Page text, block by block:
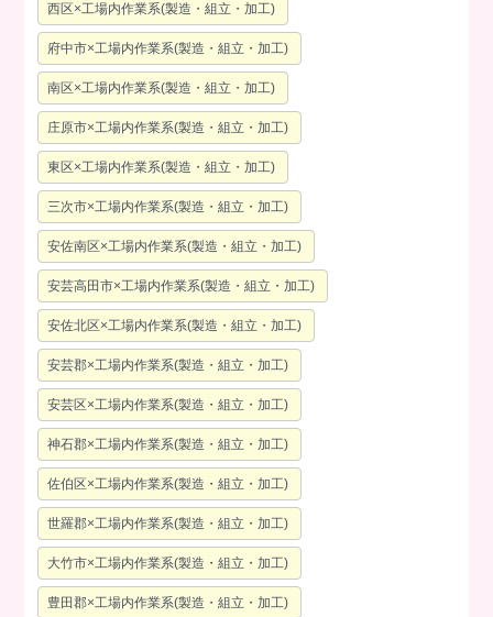
西区×工場内作業系(製造・組立・加工)
府中市×工場内作業系(製造・組立・加工)
南区×工場内作業系(製造・組立・加工)
庄原市×工場内作業系(製造・組立・加工)
東区×工場内作業系(製造・組立・加工)
三次市×工場内作業系(製造・組立・加工)
安佐南区×工場内作業系(製造・組立・加工)
安芸高田市×工場内作業系(製造・組立・加工)
安佐北区×工場内作業系(製造・組立・加工)
安芸郡×工場内作業系(製造・組立・加工)
安芸区×工場内作業系(製造・組立・加工)
神石郡×工場内作業系(製造・組立・加工)
佐伯区×工場内作業系(製造・組立・加工)
世羅郡×工場内作業系(製造・組立・加工)
大竹市×工場内作業系(製造・組立・加工)
豊田郡×工場内作業系(製造・組立・加工)